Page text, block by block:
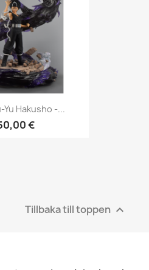
Yu Hakusho -...
€
Tillbaka till toppen 